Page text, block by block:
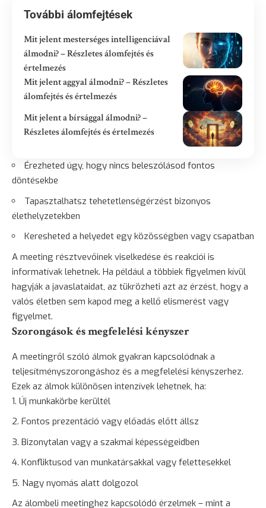
További álomfejtések
Mit jelent mesterséges intelligenciával
álmodni? – Részletes álomfejtés és
értelmezés
Mit jelent aggyal álmodni? – Részletes
álomfejtés és értelmezés
Mit jelent a bírsággal álmodni? –
Részletes álomfejtés és értelmezés
Érezheted úgy, hogy nincs beleszólásod fontos
döntésekbe
Tapasztalhatsz tehetetlenségérzést bizonyos
élethelyzetekben
Keresheted a helyedet egy közösségben vagy csapatban
A meeting résztvevőinek viselkedése és reakciói is
informatívak lehetnek. Ha például a többiek figyelmen kívül
hagyják a javaslataidat, az tükrözheti azt az érzést, hogy a
valós életben sem kapod meg a kellő elismerést vagy
figyelmet.
Szorongások és megfelelési kényszer
A meetingről szóló álmok gyakran kapcsolódnak a
teljesítményszorongáshoz és a megfelelési kényszerhez.
Ezek az álmok különösen intenzívek lehetnek, ha:
Új munkakörbe kerültél
Fontos prezentáció vagy előadás előtt állsz
Bizonytalan vagy a szakmai képességeidben
Konfliktusod van munkatársakkal vagy felettesekkel
Nagy nyomás alatt dolgozol
Az álombeli meetinghez kapcsolódó érzelmek – mint a